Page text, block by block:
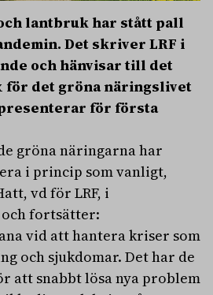
lantbruk har stått pall
Det skriver LRF i
och hänvisar till det
för det gröna näringslivet
för första
gröna näringarna har
i princip som vanligt,
vd för LRF, i
fortsätter:
vid att hantera kriser som
och sjukdomar. Det har de
att snabbt lösa nya problem